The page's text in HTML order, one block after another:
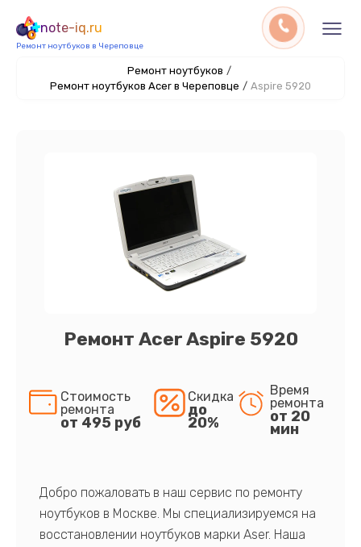
note-iq.ru
Ремонт ноутбуков в Череповце
Ремонт ноутбуков /
Ремонт ноутбуков Acer в Череповце / Aspire 5920
Ремонт Acer Aspire 5920
Стоимость
ремонта
от 495 руб
Скидка
до
20%
Время
ремонта
от 20
мин
Добро пожаловать в наш сервис по ремонту
ноутбуков в Москве. Мы специализируемся на
восстановлении ноутбуков марки Aser. Наша